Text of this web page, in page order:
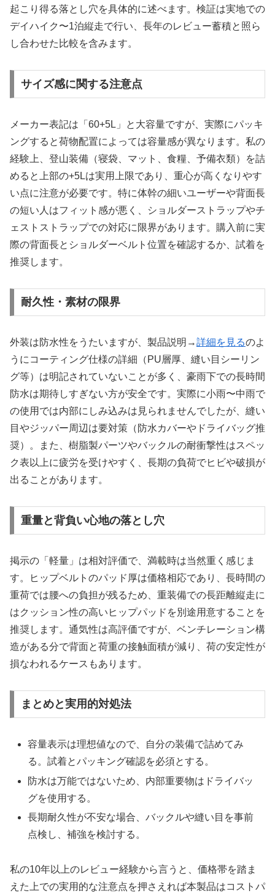
起こり得る落とし穴を具体的に述べます。検証は実地での
デイハイク〜1泊縦走で行い、長年のレビュー蓄積と照ら
し合わせた比較を含みます。
サイズ感に関する注意点
メーカー表記は「60+5L」と大容量ですが、実際にパッキ
ングすると荷物配置によっては容量感が異なります。私の
経験上、登山装備（寝袋、マット、食糧、予備衣類）を詰
めると上部の+5Lは実用上限であり、重心が高くなりやす
い点に注意が必要です。特に体幹の細いユーザーや背面長
の短い人はフィット感が悪く、ショルダーストラップやチ
ェストストラップでの対応に限界があります。購入前に実
際の背面長とショルダーベルト位置を確認するか、試着を
推奨します。
耐久性・素材の限界
外装は防水性をうたいますが、製品説明→詳細を見るのよ
うにコーティング仕様の詳細（PU層厚、縫い目シーリン
グ等）は明記されていないことが多く、豪雨下での長時間
防水は期待しすぎない方が安全です。実際に小雨〜中雨で
の使用では内部にしみ込みは見られませんでしたが、縫い
目やジッパー周辺は要対策（防水カバーやドライバッグ推
奨）。また、樹脂製パーツやバックルの耐衝撃性はスペッ
ク表以上に疲労を受けやすく、長期の負荷でヒビや破損が
出ることがあります。
重量と背負い心地の落とし穴
掲示の「軽量」は相対評価で、満載時は当然重く感じま
す。ヒップベルトのパッド厚は価格相応であり、長時間の
重荷では腰への負担が残るため、重装備での長距離縦走に
はクッション性の高いヒップパッドを別途用意することを
推奨します。通気性は高評価ですが、ベンチレーション構
造がある分で背面と荷重の接触面積が減り、荷の安定性が
損なわれるケースもあります。
まとめと実用的対処法
容量表示は理想値なので、自分の装備で詰めてみ
る。試着とパッキング確認を必須とする。
防水は万能ではないため、内部重要物はドライバッ
グを使用する。
長期耐久性が不安な場合、バックルや縫い目を事前
点検し、補強を検討する。
私の10年以上のレビュー経験から言うと、価格帯を踏ま
えた上での実用的な注意点を押さえれば本製品はコストパ